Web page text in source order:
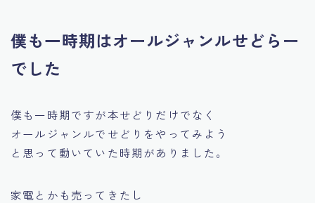
僕も一時期はオールジャンルせどらー
でした
僕も一時期ですが本せどりだけでなく
オールジャンルでせどりをやってみよう
と思って動いていた時期がありました。
家電とかも売ってきたし